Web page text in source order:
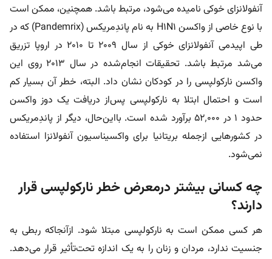
آنفولانزای خوکی نامیده می‌شود، مرتبط باشد. همچنین، ممکن است
با نوع خاصی از واکسن H1N1 به‌ نام پاندِمریکس (Pandemrix) که در
طی اپیدمی آنفولانزای خوکی از سال ۲۰۰۹ تا ۲۰۱۰ در اروپا تزریق
می‌شد مرتبط باشد. تحقیقات انجام‌شده در سال ۲۰۱۳ روی این
واکسن نارکولپسی را در کودکان نشان داد. البته، خطر آن بسیار کم
است و احتمال ابتلا به نارکولپسی پس‌از دریافت یک دوز واکسن
حدود ۱ در ۵۲٬۰۰۰ برآورد شده است. بااین‌حال، دیگر از پاندِمریکس
در کشورهایی ازجمله بریتانیا برای واکسیناسیون آنفولانزا استفاده
نمی‌شود.
چه کسانی بیشتر درمعرض خطر نارکولپسی قرار
دارند؟
هر کسی ممکن است به نارکولپسی مبتلا شود. ازآنجاکه ربطی به
جنسیت ندارد، مردان و زنان را به یک اندازه تحت‌تأثیر قرار می‌دهد.